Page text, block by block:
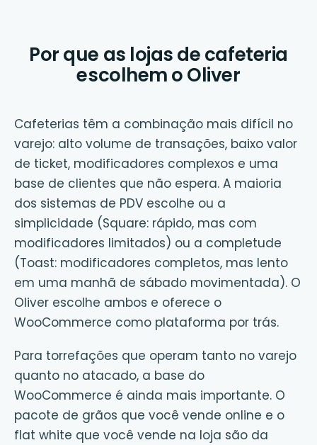
Por que as lojas de cafeteria
escolhem o Oliver
Cafeterias têm a combinação mais difícil no
varejo: alto volume de transações, baixo valor
de ticket, modificadores complexos e uma
base de clientes que não espera. A maioria
dos sistemas de PDV escolhe ou a
simplicidade (Square: rápido, mas com
modificadores limitados) ou a completude
(Toast: modificadores completos, mas lento
em uma manhã de sábado movimentada). O
Oliver escolhe ambos e oferece o
WooCommerce como plataforma por trás.
Para torrefações que operam tanto no varejo
quanto no atacado, a base do
WooCommerce é ainda mais importante. O
pacote de grãos que você vende online e o
flat white que você vende na loja são da